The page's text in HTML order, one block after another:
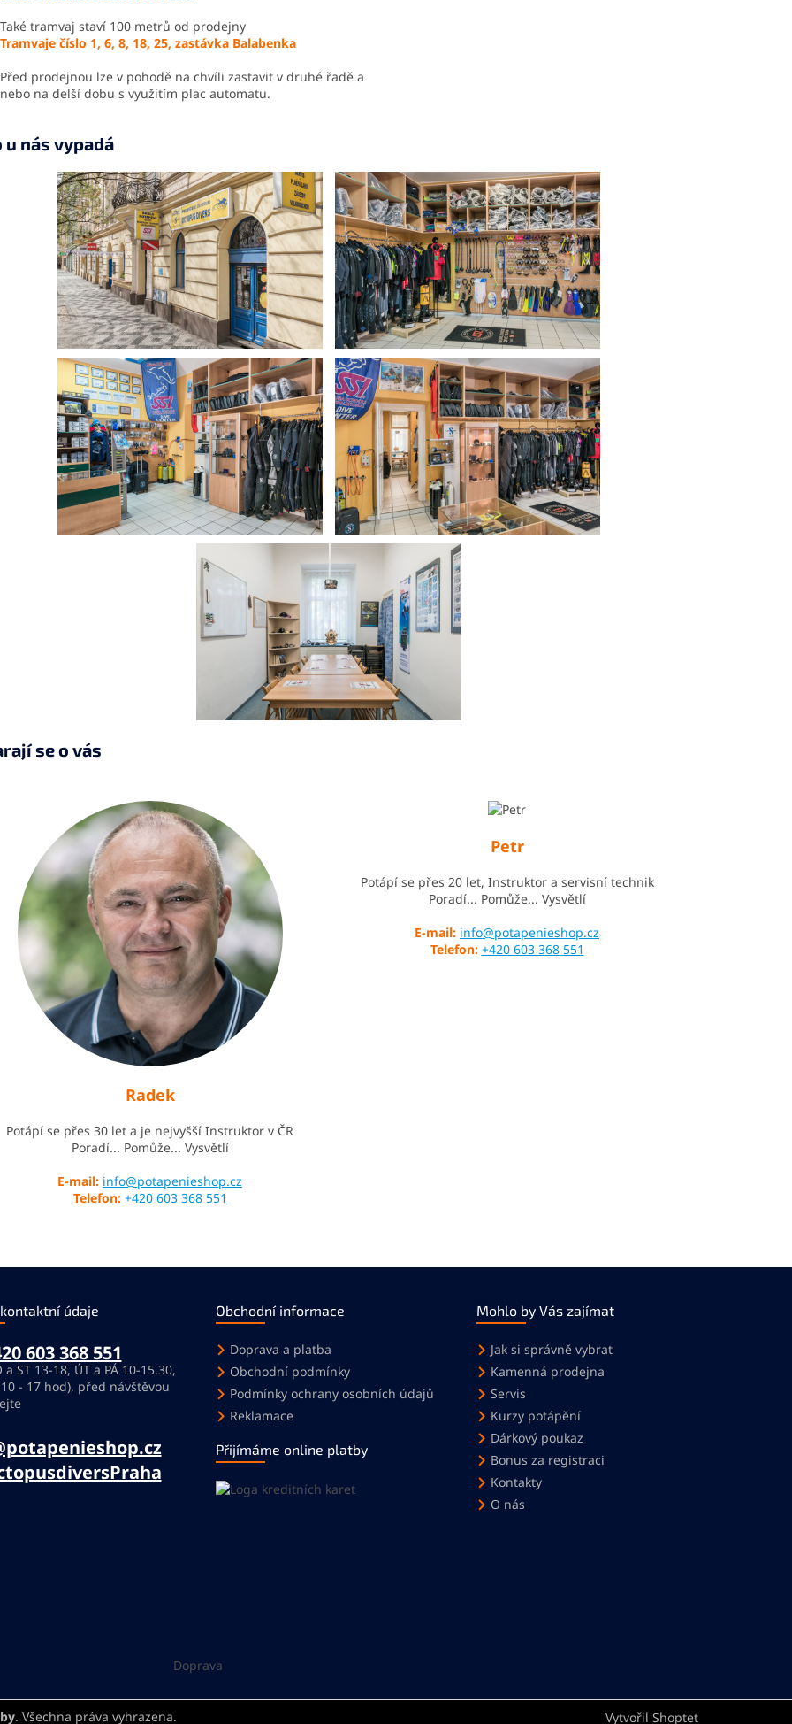
Také tramvaj staví 100 metrů od prodejny
Tramvaje číslo 1, 6, 8, 18, 25, zastávka Balabenka
Před prodejnou lze v pohodě na chvíli zastavit v druhé řadě a
nebo na delší dobu s využitím plac automatu.
u nás vypadá
se o vás
Radek
Potápí se přes 30 let a je nejvyšší Instruktor v ČR
Poradí... Pomůže... Vysvětlí
E-mail: info@potapenieshop.cz
Telefon: +420 603 368 551
Petr
Potápí se přes 20 let, Instruktor a servisní technik
Poradí... Pomůže... Vysvětlí
E-mail: info@potapenieshop.cz
Telefon: +420 603 368 551
údaje
603 368 551
a ST 13-18, ÚT a PÁ 10-15.30,
10 - 17 hod), před návštěvou
Obchodní informace
Doprava a platba
Obchodní podmínky
Podmínky ochrany osobních údajů
Reklamace
Přijímáme online platby
Mohlo by Vás zajímat
Jak si správně vybrat
Kamenná prodejna
Servis
Kurzy potápění
Dárkový poukaz
Bonus za registraci
Kontakty
O nás
Doprava
Vytvořil Shoptet
. Všechna práva vyhrazena.